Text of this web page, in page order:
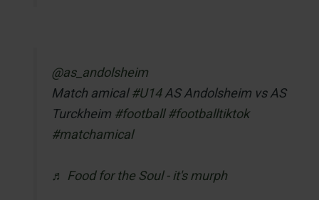
@as_andolsheim
Match amical#U14AS Andolsheim vs AS
Turckheim #football #footballtiktok
#matchamical
♬ Food for the Soul - it's murph